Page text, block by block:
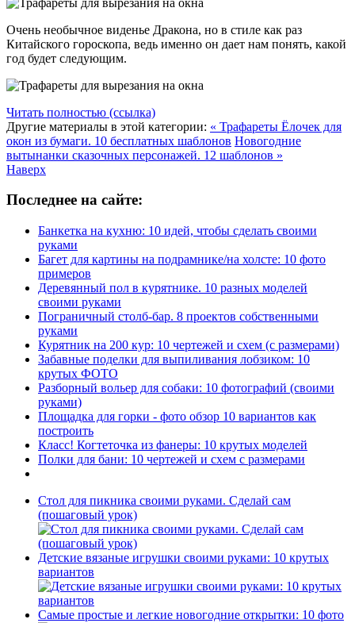
Очень необычное виденье Дракона, но в стиле как раз
Китайского гороскопа, ведь именно он дает нам понять, какой
год будет следующим.
Читать полностью (ссылка)
Другие материалы в этой категории: « Трафареты Ёлочек для
окон из бумаги. 10 бесплатных шаблонов Новогодние
вытынанки сказочных персонажей. 12 шаблонов »
Наверх
Последнее на сайте:
Банкетка на кухню: 10 идей, чтобы сделать своими
руками
Багет для картины на подрамнике/на холсте: 10 фото
примеров
Деревянный пол в курятнике. 10 разных моделей
своими руками
Пограничный столб-бар. 8 проектов собственными
руками
Курятник на 200 кур: 10 чертежей и схем (с размерами)
Забавные поделки для выпиливания лобзиком: 10
крутых ФОТО
Разборный вольер для собаки: 10 фотографий (своими
руками)
Площадка для горки - фото обзор 10 вариантов как
построить
Класс! Когтеточка из фанеры: 10 крутых моделей
Полки для бани: 10 чертежей и схем с размерами
Стол для пикника своими руками. Сделай сам
(пошаговый урок)
Детские вязаные игрушки своими руками: 10 крутых
вариантов
Самые простые и легкие новогодние открытки: 10 фото